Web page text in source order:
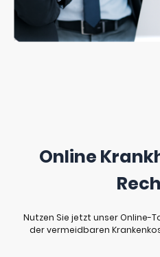
Online
Nutzen Sie jetzt unser Online-
der vermeidbaren